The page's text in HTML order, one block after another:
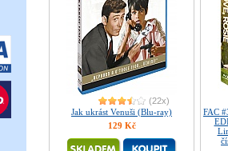
(22x)
Jak ukrást Venuši (Blu-ray)
129 Kč
FAC